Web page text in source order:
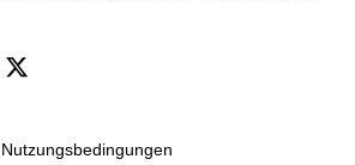
Nutzungsbedingungen